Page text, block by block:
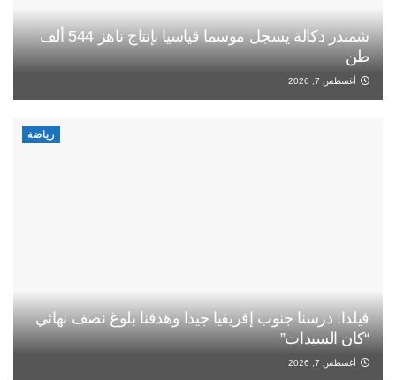
شمندر دكالة يسجل موسما قياسيا بإنتاج ناهز 544 ألف
طن
أغسطس 7, 2026
رياضة
فيلدا: درسنا جنوب إفريقيا جيدا وهدفنا بلوغ نصف نهائي
“كان السيدات”
أغسطس 7, 2026